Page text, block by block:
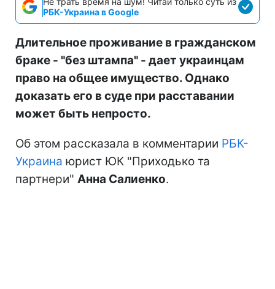
РБК-Украина в Google
Длительное проживание в гражданском
браке - "без штампа" - дает украинцам
право на общее имущество. Однако
доказать его в суде при расставании
может быть непросто.
Об этом рассказала в комментарии РБК-
Украина юрист ЮК "Приходько та
партнери" Анна Салиенко.